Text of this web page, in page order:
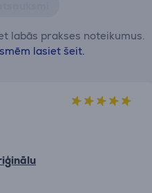
labās prakses noteikumus.
lasiet šeit.